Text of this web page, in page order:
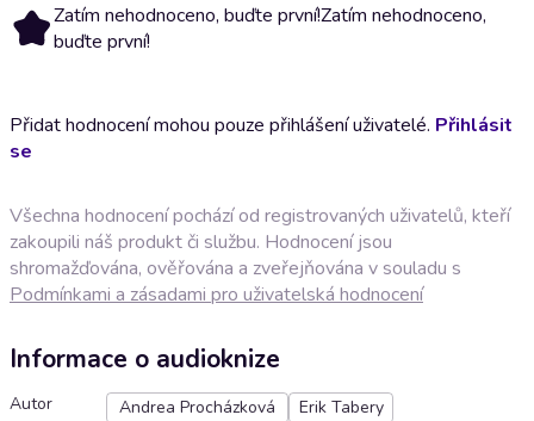
Zatím nehodnoceno, buďte první!Zatím nehodnoceno,
buďte první!
Přidat hodnocení mohou pouze přihlášení uživatelé. Přihlásit
se
Všechna hodnocení pochází od registrovaných uživatelů, kteří
zakoupili náš produkt či službu. Hodnocení jsou
shromažďována, ověřována a zveřejňována v souladu s
Podmínkami a zásadami pro uživatelská hodnocení
Informace o audioknize
Autor Andrea Procházková
Erik Tabery